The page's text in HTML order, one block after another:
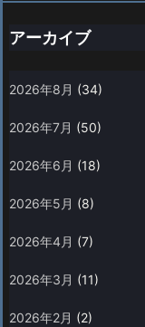
アーカイブ
2026年8月 (34)
2026年7月 (50)
2026年6月 (18)
2026年5月 (8)
2026年4月 (7)
2026年3月 (11)
2026年2月 (2)